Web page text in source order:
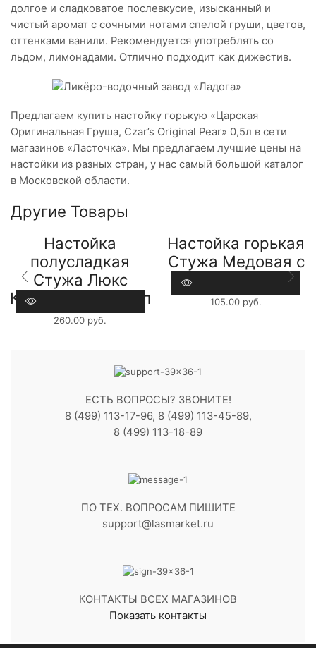
долгое и сладковатое послевкусие, изысканный и
чистый аромат с сочными нотами спелой груши, цветов,
оттенками ванили. Рекомендуется употреблять со
льдом, лимонадами. Отлично подходит как дижестив.
Предлагаем купить настойку горькую «Царская
Оригинальная Груша, Czar’s Original Pear» 0,5л в сети
магазинов «Ласточка». Мы предлагаем лучшие цены на
настойки из разных стран, у нас самый большой каталог
в Московской области.
Другие Товары
Настойка
полусладкая
Стужа Люкс
Клюквенная 0,25л
260.00 руб.
Настойка горькая
Стужа Медовая с
Перцем 0,1л
105.00 руб.
ЕСТЬ ВОПРОСЫ? ЗВОНИТЕ!
8 (499) 113-17-96, 8 (499) 113-45-89,
8 (499) 113-18-89
ПО ТЕХ. ВОПРОСАМ ПИШИТЕ
support@lasmarket.ru
КОНТАКТЫ ВСЕХ МАГАЗИНОВ
Показать контакты